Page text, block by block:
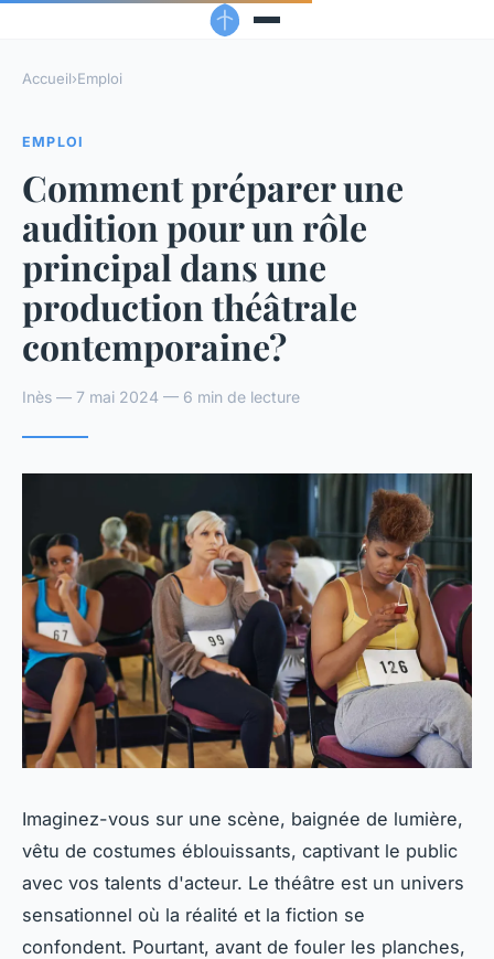
Accueil›Emploi
EMPLOI
Comment préparer une
audition pour un rôle
principal dans une
production théâtrale
contemporaine?
Inès — 7 mai 2024 — 6 min de lecture
Imaginez-vous sur une scène, baignée de lumière,
vêtu de costumes éblouissants, captivant le public
avec vos talents d'acteur. Le théâtre est un univers
sensationnel où la réalité et la fiction se
confondent. Pourtant, avant de fouler les planches,